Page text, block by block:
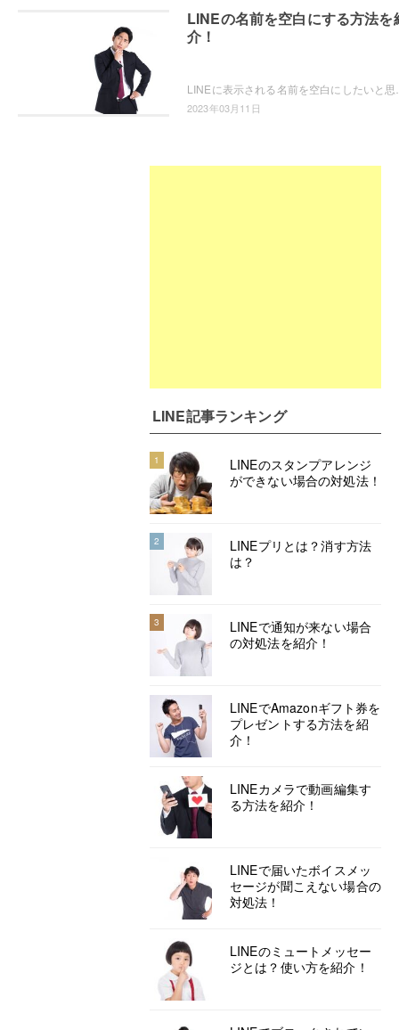
LINEの名前を空白にする方法を
介！
2023年03月11日
LINE記事ランキング
1
LINEのスタンプアレンジ
ができない場合の対処法！
2
LINEプリとは？消す方法
は？
3
LINEで通知が来ない場合
の対処法を紹介！
LINEでAmazonギフト券を
プレゼントする方法を紹
介！
LINEカメラで動画編集す
る方法を紹介！
LINEで届いたボイスメッ
セージが聞こえない場合の
対処法！
LINEのミュートメッセー
ジとは？使い方を紹介！